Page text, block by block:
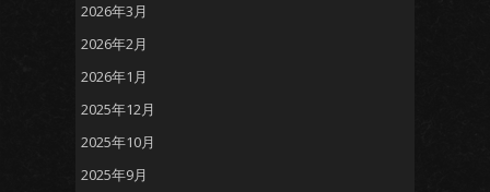
2026年3月
2026年2月
2026年1月
2025年12月
2025年10月
2025年9月